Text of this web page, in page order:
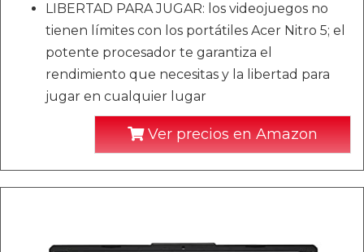
LIBERTAD PARA JUGAR: los videojuegos no
tienen límites con los portátiles Acer Nitro 5; el
potente procesador te garantiza el
rendimiento que necesitas y la libertad para
jugar en cualquier lugar
Ver precios en Amazon